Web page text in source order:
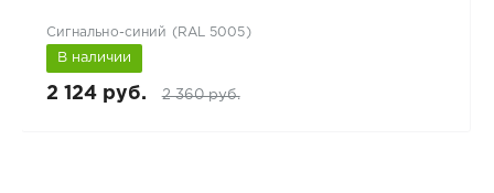
Сигнально-синий (RAL 5005)
В наличии
2 124 руб. 2 360 руб.